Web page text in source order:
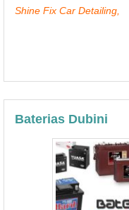
Shine Fix Car Detailing,
Baterias Dubini